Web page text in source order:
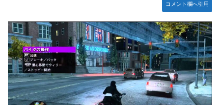
コメント欄へ引用